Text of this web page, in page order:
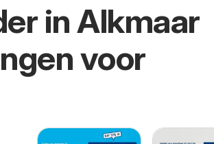
in Alkmaar
voor